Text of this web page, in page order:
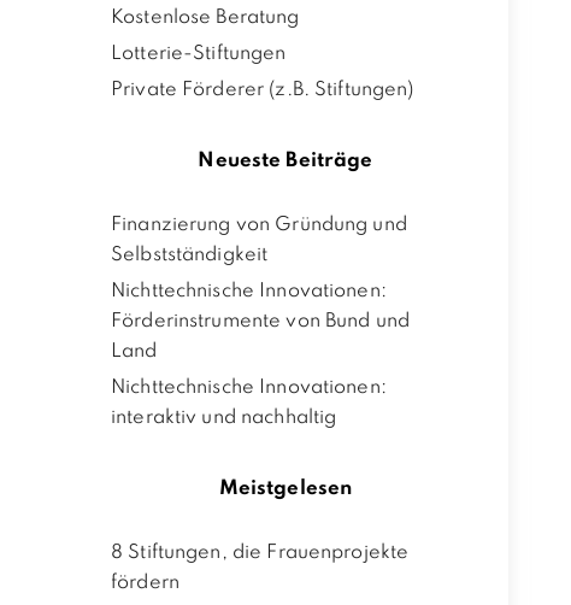
Kostenlose Beratung
Lotterie-Stiftungen
Private Förderer (z.B. Stiftungen)
Neueste Beiträge
Finanzierung von Gründung und
Selbstständigkeit
Nichttechnische Innovationen:
Förderinstrumente von Bund und
Land
Nichttechnische Innovationen:
interaktiv und nachhaltig
Meistgelesen
8 Stiftungen, die Frauenprojekte
fördern